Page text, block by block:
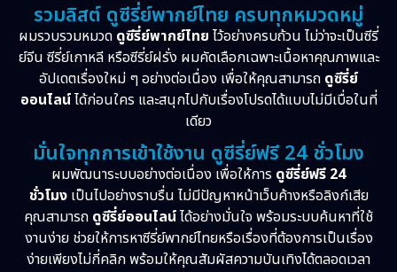
Period ย้อนยุค (38)
Political การเมือง (21)
Psychological จิตวิทยา (28)
Revenge
Romance โรแมนติก (76)
Sci-Fi วิทยาศาสตร์ (5)
Science (1)
รวมลิสต์ ดูซีรี่ย์พากย์ไทย ครบทุกหมวดหมู่
ผมรวบรวมหมวด ดูซีรี่ย์พากย์ไทย ไว้อย่างครบถ้วน ไม่ว่าจะเป็นซีรี่
ย์จีน ซีรี่ย์เกาหลี หรือซีรี่ย์ฝรั่ง ผมคัดเลือกเฉพาะเนื้อหาคุณภาพและ
อัปเดตเรื่องใหม่ ๆ อย่างต่อเนื่อง เพื่อให้คุณสามารถ ดูซีรี่ย์
ออนไลน์ได้ก่อนใคร และสนุกไปกับเรื่องโปรดได้แบบไม่มีเบื่อในที่
เดียว
มั่นใจทุกการเข้าใช้งาน ดูซีรี่ย์ฟรี 24 ชั่วโมง
ผมพัฒนาระบบอย่างต่อเนื่อง เพื่อให้การ ดูซีรี่ย์ฟรี 24
ชั่วโมงเป็นไปอย่างราบรื่น ไม่มีปัญหาหน้าเว็บค้างหรือลิงก์เสีย
คุณสามารถ ดูซีรี่ย์ออนไลน์ได้อย่างมั่นใจ พร้อมระบบค้นหาที่ใช้
งานง่าย ช่วยให้การหาซีรี่ย์พากย์ไทยหรือเรื่องที่ต้องการเป็นเรื่อง
ง่ายเพียงไม่กี่คลิก พร้อมให้คุณสัมผัสความบันเทิงได้ตลอดเวลา